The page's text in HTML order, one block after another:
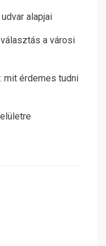
alapjai
a városi
mit érdemes tudni